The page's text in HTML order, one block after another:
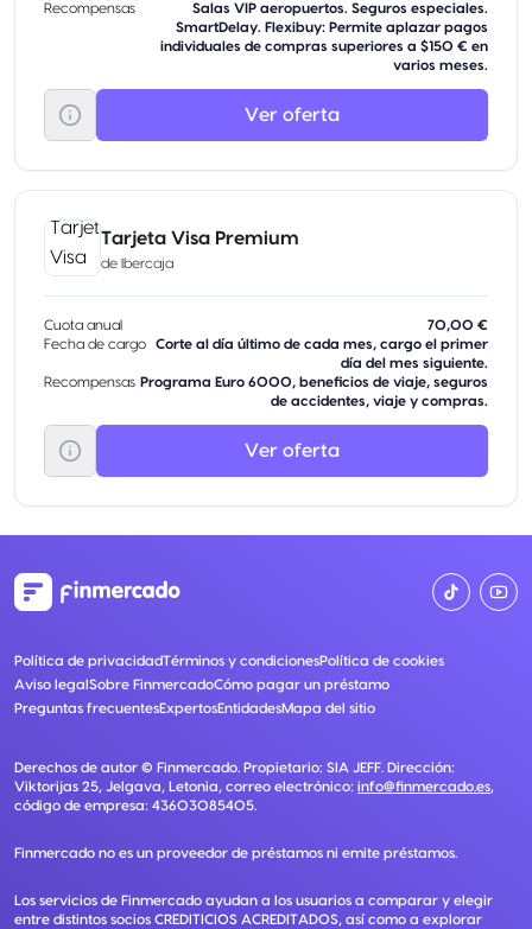
Recompensas
Salas VIP aeropuertos. Seguros especiales.
SmartDelay. Flexibuy: Permite aplazar pagos
individuales de compras superiores a $150 € en
varios meses.
Ver oferta
Tarjeta Visa Premium
de Ibercaja
Cuota anual
70,00 €
Fecha de cargo
Corte al día último de cada mes, cargo el primer
día del mes siguiente.
Recompensas Programa Euro 6000, beneficios de viaje, seguros
de accidentes, viaje y compras.
Ver oferta
Política de privacidadTérminos y condicionesPolítica de cookies
Aviso legalSobre FinmercadoCómo pagar un préstamo
Preguntas frecuentesExpertosEntidadesMapa del sitio
Derechos de autor © Finmercado. Propietario: SIA JEFF. Dirección:
Viktorijas 25, Jelgava, Letonia, correo electrónico: info@finmercado.es,
código de empresa: 43603085405.
Finmercado no es un proveedor de préstamos ni emite préstamos.
Los servicios de Finmercado ayudan a los usuarios a comparar y elegir
entre distintos socios CREDITICIOS ACREDITADOS, así como a explorar